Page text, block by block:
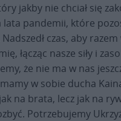
jakby nie chciał się
lata pandemii, które
czas, aby razem
łącząc nasze siły i
że nie ma w nas
w sobie ducha
na brata, lecz jak na
Potrzebujemy